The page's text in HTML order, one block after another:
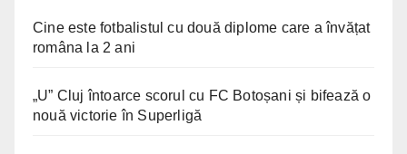
Cine este fotbalistul cu două diplome care a învățat
româna la 2 ani
„U” Cluj întoarce scorul cu FC Botoșani și bifează o
nouă victorie în Superligă